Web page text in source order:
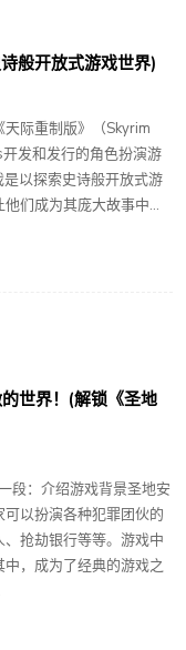
般开放式游戏世界)
天际重制版》（Skyrim
发和发行的角色扮演游
以探索史诗般开放式游
们成为其庞大故事中...
世界！(解锁《圣地
段：介绍游戏背景圣地安
以扮演各种犯罪团伙的
抢劫银行等等。游戏中
，成为了经典的游戏之